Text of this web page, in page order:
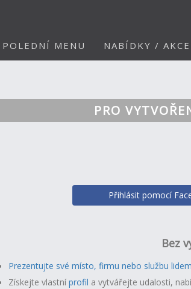
POLEDNÍ MENU NABÍDKY / AKCE
PRO
Přihlásit pomocí
Bez
Prezentujte své místo, firmu nebo službu
Získejte vlastní profil a vytvářejte udalosti,